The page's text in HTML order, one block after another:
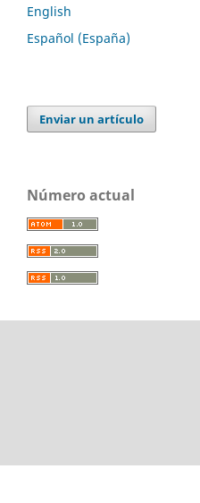
English
Español (España)
Enviar un artículo
Número actual